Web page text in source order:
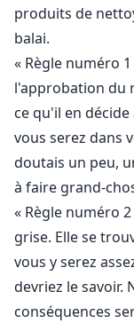
Le royaume des
avec le roi des
sont affrontés
encore aggravée
ait tué toute la
du retour d'un
capturé par le
sans savoir que
s'enfuir. Viktor
enfant du roi
produits de
balai.
« Règle numéro
l'approbation du
ce qu'il en
vous serez dans
doutais un peu,
à faire grand-
« Règle numéro
grise. Elle se
vous y serez
devriez le savoir.
conséquences